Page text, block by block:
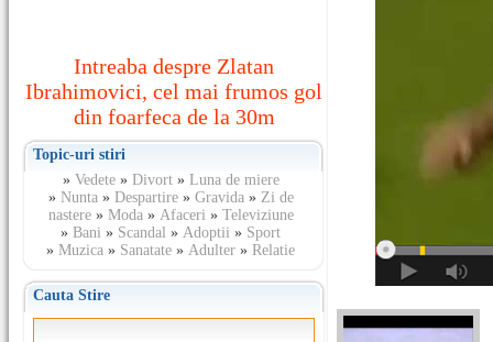
Intreaba despre Zlatan
Ibrahimovici, cel mai frumos gol
din foarfeca de la 30m
Topic-uri stiri
» Vedete» Divort» Luna de miere
» Nunta» Despartire» Gravida» Zi de
nastere» Moda» Afaceri» Televiziune
» Bani » Scandal » Adoptii » Sport
» Muzica » Sanatate » Adulter » Relatie
Cauta Stire